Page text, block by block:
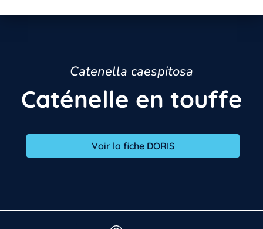
Catenella caespitosa
Caténelle en touffe
Voir la fiche DORIS